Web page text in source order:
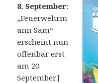
8. September:
„Feuerwehrm
ann Sam“
erscheint nun
offenbar erst
am 20.
September.]